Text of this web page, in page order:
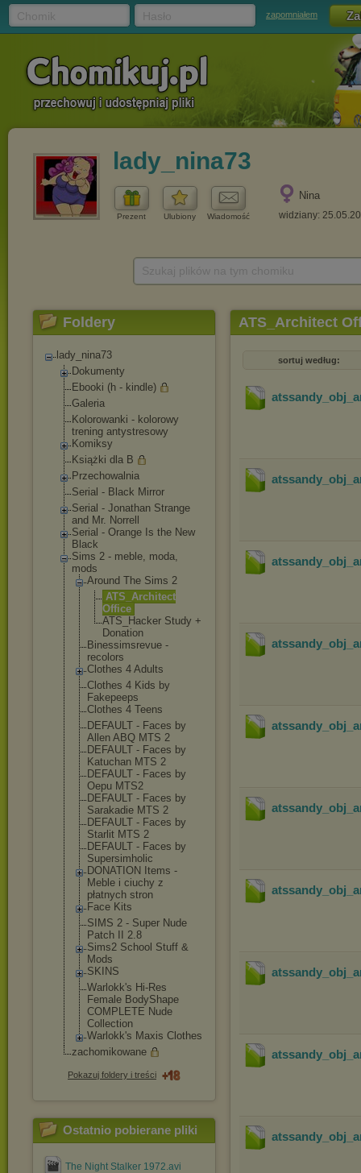
zapomniałem
lady_nina73
Prezent Ulubiony Wiadomość
Nina
widziany:
Foldery
lady_nina73
Dokumenty
Ebooki (h - kindle)
Galeria
Kolorowanki - kolorowy
trening antystresowy
Komiksy
Książki dla B
Przechowalnia
Serial - Black Mirror
Serial - Jonathan Strange
and Mr. Norrell
Serial - Orange Is the New
Black
Sims 2 - meble, moda,
mods
Around The Sims 2
ATS_Architect
Office
ATS_Hacker Study +
Donation
Binessimsrevue -
recolors
Clothes 4 Adults
Clothes 4 Kids by
Fakepeeps
Clothes 4 Teens
DEFAULT - Faces by
Allen ABQ MTS 2
DEFAULT - Faces by
Katuchan MTS 2
DEFAULT - Faces by
Oepu MTS2
DEFAULT - Faces by
Sarakadie MTS 2
DEFAULT - Faces by
Starlit MTS 2
DEFAULT - Faces by
Supersimholic
DONATION Items -
Meble i ciuchy z
płatnych stron
Face Kits
SIMS 2 - Super Nude
Patch II 2.8
Sims2 School Stuff &
Mods
SKINS
Warlokk's Hi-Res
Female BodyShape
COMPLETE Nude
Collection
Warlokk's Maxis Clothes
zachomikowane
Pokazuj foldery i treści
Ostatnio pobierane pliki
The Night Stalker 1972.avi
ATS_Architect
sortuj według: